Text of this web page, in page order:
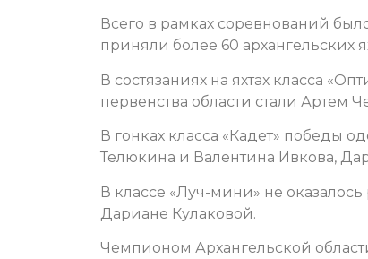
Всего в рамках соревнований
приняли более 60 архангельских
В состязаниях на яхтах класса
первенства области стали Артем
В гонках класса «Кадет» победы
Телюкина и Валентина Ивкова,
В классе «Луч-мини» не
Дариане Кулаковой.
Чемпионом Архангельской